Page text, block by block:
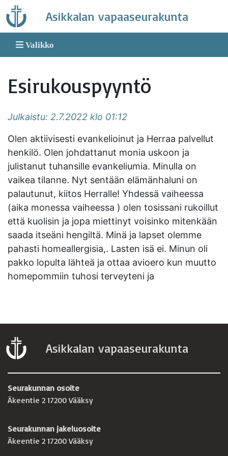
Skip
to
content
Asikkalan vapaaseurakunta
Valikko
Esirukouspyyntö
Julkaistu: 2.7.2022 klo 01:12
Olen aktiivisesti evankelioinut ja Herraa palvellut
henkilö. Olen johdattanut monia uskoon ja
julistanut tuhansille evankeliumia. Minulla on
vaikea tilanne. Nyt sentään elämänhaluni on
palautunut, kiitos Herralle! Yhdessä vaiheessa
(aika monessa vaiheessa ) olen tosissani rukoillut
että kuolisin ja jopa miettinyt voisinko mitenkään
saada itseäni hengiltä. Minä ja lapset olemme
pahasti homeallergisia,. Lasten isä ei. Minun oli
pakko lopulta lähteä ja ottaa avioero kun muutto
homepommiin tuhosi terveyteni ja
Asikkalan vapaaseurakunta
Seurakunnan osoite
Äkeentie 2 17200 Vääksy
Seurakunnan jakeluosoite
Äkeentie 2 17200 Vääksy